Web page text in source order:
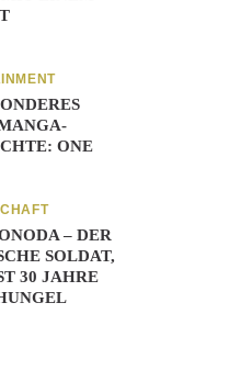
ONE
– DER
SOLDAT,
30 JAHRE